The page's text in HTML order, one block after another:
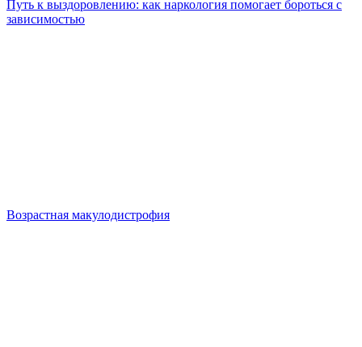
Путь к выздоровлению: как наркология помогает бороться с
зависимостью
Возрастная макулодистрофия